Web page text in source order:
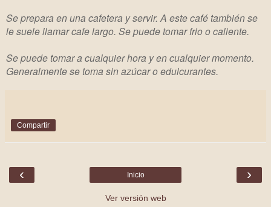
Se prepara en una cafetera y servir. A este café también se
le suele llamar cafe largo. Se puede tomar frio o caliente.
Se puede tomar a cualquier hora y en cualquier momento.
Generalmente se toma sin azúcar o edulcurantes.
Compartir
‹ ›
Inicio
Ver versión web